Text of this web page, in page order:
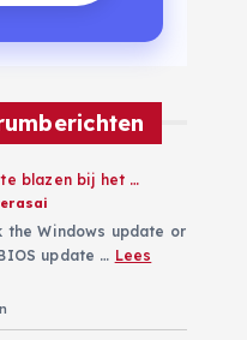
blazen bij het …
the Windows update or
update … Lees